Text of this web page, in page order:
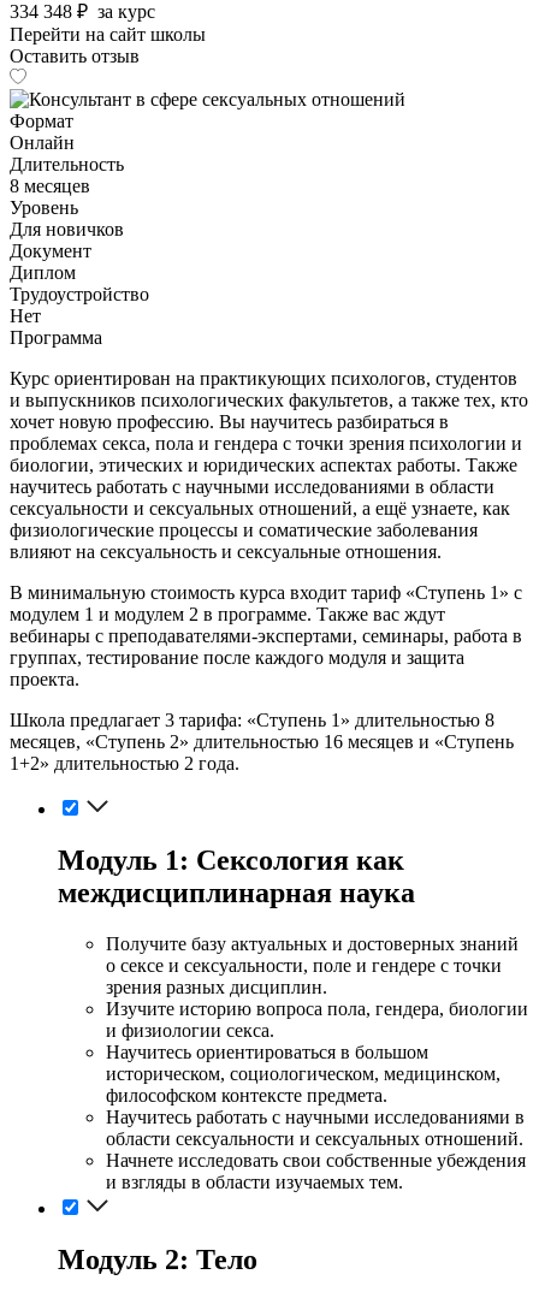
334 348 ₽ за курс
Перейти на сайт школы
Оставить отзыв
Формат
Онлайн
Длительность
8 месяцев
Уровень
Для новичков
Документ
Диплом
Трудоустройство
Нет
Программа
Курс ориентирован на практикующих психологов, студентов
и выпускников психологических факультетов, а также тех, кто
хочет новую профессию. Вы научитесь разбираться в
проблемах секса, пола и гендера с точки зрения психологии и
биологии, этических и юридических аспектах работы. Также
научитесь работать с научными исследованиями в области
сексуальности и сексуальных отношений, а ещё узнаете, как
физиологические процессы и соматические заболевания
влияют на сексуальность и сексуальные отношения.
В минимальную стоимость курса входит тариф «Ступень 1» с
модулем 1 и модулем 2 в программе. Также вас ждут
вебинары с преподавателями-экспертами, семинары, работа в
группах, тестирование после каждого модуля и защита
проекта.
Школа предлагает 3 тарифа: «Ступень 1» длительностью 8
месяцев, «Ступень 2» длительностью 16 месяцев и «Ступень
1+2» длительностью 2 года.
Модуль 1: Сексология как
междисциплинарная наука
Получите базу актуальных и достоверных знаний
о сексе и сексуальности, поле и гендере с точки
зрения разных дисциплин.
Изучите историю вопроса пола, гендера, биологии
и физиологии секса.
Научитесь ориентироваться в большом
историческом, социологическом, медицинском,
философском контексте предмета.
Научитесь работать с научными исследованиями в
области сексуальности и сексуальных отношений.
Начнете исследовать свои собственные убеждения
и взгляды в области изучаемых тем.
Модуль 2: Тело